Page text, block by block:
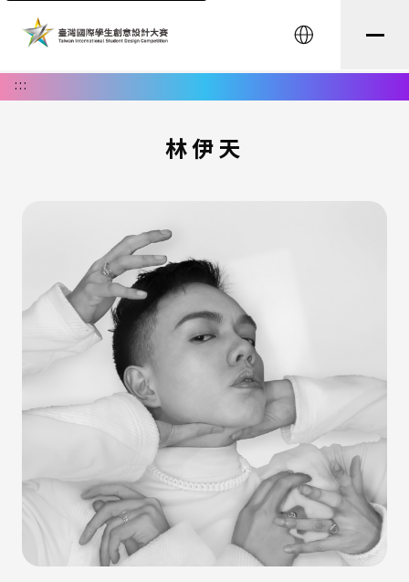
English
:::
林伊天